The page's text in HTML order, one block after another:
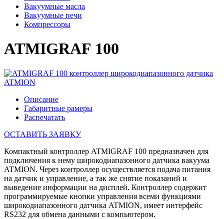
Вакуумные масла
Вакуумные печи
Компрессоры
ATMIGRAF 100
Описание
Габаритные рамеры
Распечатать
ОСТАВИТЬ ЗАЯВКУ
Компактный контроллер ATMIGRAF 100 предназначен для
подключения к нему широкодиапазонного датчика вакуума
ATMION. Через контроллер осуществляется подача питания
на датчик и управление, а так же снятие показаний и
выведение информации на дисплей. Контроллер содержит
программируемые кнопки управления всеми функциями
широкодиапазонного датчика ATMION, имеет интерфейс
RS232 для обмена данными с компьютером.